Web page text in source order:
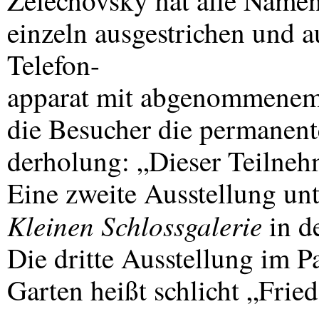
einzeln ausgestrichen und
Telefon-
apparat mit
die Besucher die
derholung: „Dieser
Eine zweite Ausstellung
Kleinen Schlossgalerie in
Die dritte Ausstellung im
Garten heißt schlicht